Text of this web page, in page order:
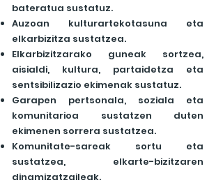
bateratua sustatuz.
Auzoan kulturartekotasuna eta
elkarbizitza sustatzea.
Elkarbizitzarako guneak sortzea,
aisialdi, kultura, partaidetza eta
sentsibilizazio ekimenak sustatuz.
Garapen pertsonala, soziala eta
komunitarioa sustatzen duten
ekimenen sorrera sustatzea.
Komunitate-sareak sortu eta
sustatzea, elkarte-bizitzaren
dinamizatzaileak.